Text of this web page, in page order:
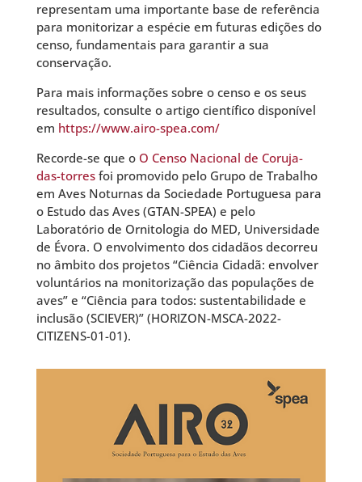
representam uma importante base de referência
para monitorizar a espécie em futuras edições do
censo, fundamentais para garantir a sua
conservação.
Para mais informações sobre o censo e os seus
resultados, consulte o artigo científico disponível
em https://www.airo-spea.com/
Recorde-se que o O Censo Nacional de Coruja-
das-torresfoi promovido pelo Grupo de Trabalho
em Aves Noturnas da Sociedade Portuguesa para
o Estudo das Aves (GTAN-SPEA) e pelo
Laboratório de Ornitologia do MED, Universidade
de Évora. O envolvimento dos cidadãos decorreu
no âmbito dos projetos “Ciência Cidadã: envolver
voluntários na monitorização das populações de
aves” e “Ciência para todos: sustentabilidade e
inclusão (SCIEVER)” (HORIZON-MSCA-2022-
CITIZENS-01-01).